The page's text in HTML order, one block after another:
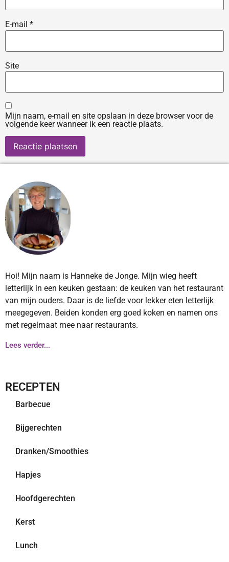
E-mail *
Site
Mijn naam, e-mail en site opslaan in deze browser voor de
volgende keer wanneer ik een reactie plaats.
Hoi! Mijn naam is Hanneke de Jonge. Mijn wieg heeft
letterlijk in een keuken gestaan: de keuken van het restaurant
van mijn ouders. Daar is de liefde voor lekker eten letterlijk
meegegeven. Beiden konden erg goed koken en namen ons
met regelmaat mee naar restaurants.
Lees verder...
RECEPTEN
Barbecue
Bijgerechten
Dranken/Smoothies
Hapjes
Hoofdgerechten
Kerst
Lunch